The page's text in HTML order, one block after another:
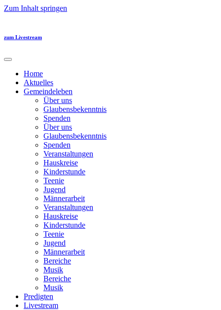
Zum Inhalt springen
zum Livestream
Home
Aktuelles
Gemeindeleben
Über uns
Glaubensbekenntnis
Spenden
Über uns
Glaubensbekenntnis
Spenden
Veranstaltungen
Hauskreise
Kinderstunde
Teenie
Jugend
Männerarbeit
Veranstaltungen
Hauskreise
Kinderstunde
Teenie
Jugend
Männerarbeit
Bereiche
Musik
Bereiche
Musik
Predigten
Livestream